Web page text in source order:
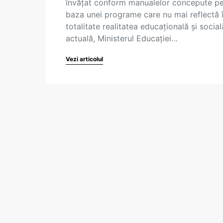
învățat conform manualelor concepute
baza unei programe care nu mai reflectă
totalitate realitatea educațională și
actuală, Ministerul Educației…
Vezi articolul